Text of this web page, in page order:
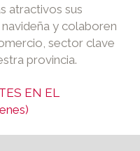
atractivos sus
y colaboren
sector clave
provincia.
EN EL